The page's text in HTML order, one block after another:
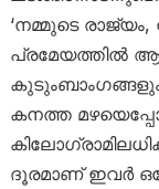
‘നമ്മുടെ രാജ്യം,
പ്രമേയത്തില്‍
കുടുംബാംഗങ്ങളും
കനത്ത
ദൂരമാണ് ഇവര്‍